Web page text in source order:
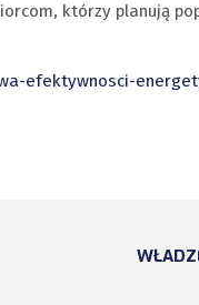
którzy planują
efektywnosci-